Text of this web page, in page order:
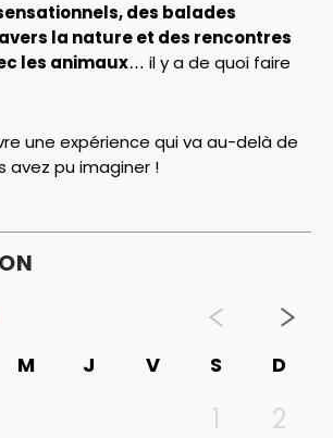
des balades
la nature et des rencontres
les animaux… il y a de quoi faire
une expérience qui va au-delà de
avez pu imaginer !
M J V S D
1
2